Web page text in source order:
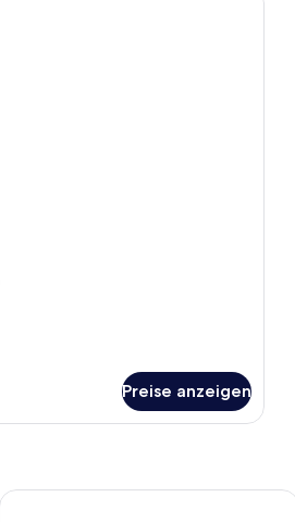
Preise anzeigen
by Best Western
Sleep Inn Historic